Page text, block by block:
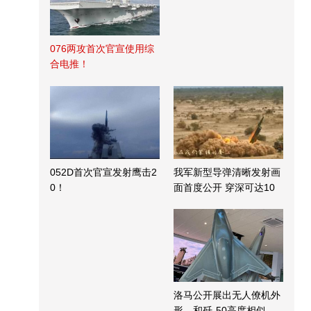
076两攻首次官宣使用综
合电推！
052D首次官宣发射鹰击2
0！
我军新型导弹清晰发射画
面首度公开 穿深可达10
洛马公开展出无人僚机外